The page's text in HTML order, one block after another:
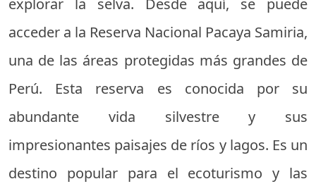
explorar la selva. Desde aquí, se puede
acceder a la Reserva Nacional Pacaya Samiria,
una de las áreas protegidas más grandes de
Perú. Esta reserva es conocida por su
abundante vida silvestre y sus
impresionantes paisajes de ríos y lagos. Es un
destino popular para el ecoturismo y las